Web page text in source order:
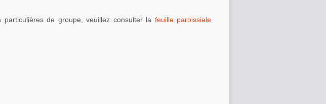
de groupe, veuillez consulter la feuille paroissiale